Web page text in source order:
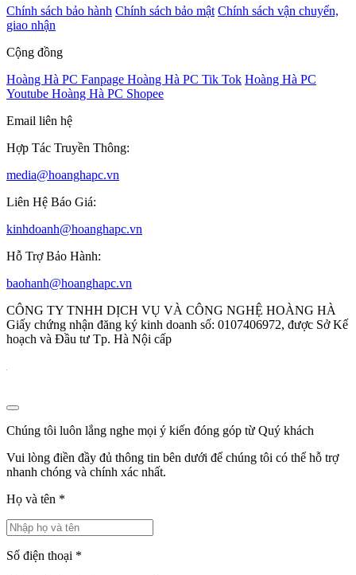
Chính sách bảo hành Chính sách bảo mật Chính sách vận chuyển,
giao nhận
Cộng đồng
Hoàng Hà PC Fanpage Hoàng Hà PC Tik Tok Hoàng Hà PC
Youtube Hoàng Hà PC Shopee
Email liên hệ
Hợp Tác Truyền Thông:
media@hoanghapc.vn
Liên Hệ Báo Giá:
kinhdoanh@hoanghapc.vn
Hỗ Trợ Bảo Hành:
baohanh@hoanghapc.vn
CÔNG TY TNHH DỊCH VỤ VÀ CÔNG NGHỆ HOÀNG HÀ
Giấy chứng nhận đăng ký kinh doanh số: 0107406972, được Sở Kế
hoạch và Đầu tư Tp. Hà Nội cấp
Chúng tôi luôn lắng nghe mọi ý kiến đóng góp từ Quý khách
Vui lòng điền đầy đủ thông tin bên dưới để chúng tôi có thể hỗ trợ
nhanh chóng và chính xác nhất.
Họ và tên *
Số điện thoại *